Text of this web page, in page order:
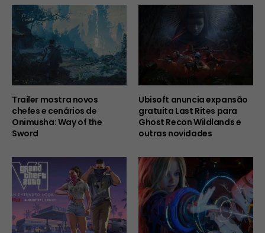
Trailer mostra novos
chefes e cenários de
Onimusha: Way of the
Sword
Ubisoft anuncia expansão
gratuita Last Rites para
Ghost Recon Wildlands e
outras novidades